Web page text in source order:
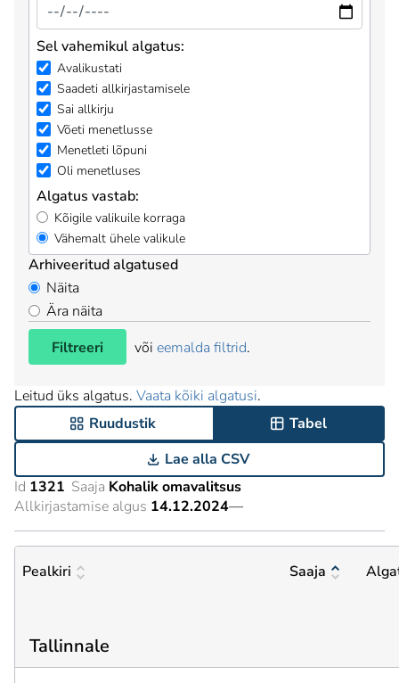
Sel vahemikul algatus:
Avalikustati
Saadeti allkirjastamisele
Sai allkirju
Võeti menetlusse
Menetleti lõpuni
Oli menetluses
Algatus vastab:
Kõigile valikuile korraga
Vähemalt ühele valikule
Arhiveeritud algatused
Näita
Ära näita
Filtreeri
või eemalda filtrid.
Leitud üks algatus. Vaata kõiki algatusi.
Ruudustik
Tabel
Lae alla CSV
Id 1321 Saaja Kohalik omavalitsus
Allkirjastamise algus 14.12.2024—
Pealkiri Saaja
Tallinnale